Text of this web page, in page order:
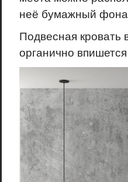
неё бумажный
Подвесная кровать
органично